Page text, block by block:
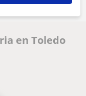
en Toledo